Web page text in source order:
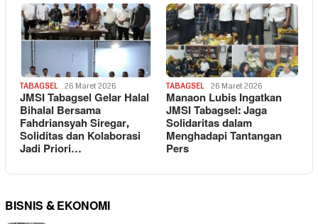
TABAGSEL 26 Maret 2026
JMSI Tabagsel Gelar Halal
Bihalal Bersama
Fahdriansyah Siregar,
Soliditas dan Kolaborasi
Jadi Priori…
TABAGSEL 26 Maret 2026
Manaon Lubis Ingatkan
JMSI Tabagsel: Jaga
Solidaritas dalam
Menghadapi Tantangan
Pers
BISNIS & EKONOMI